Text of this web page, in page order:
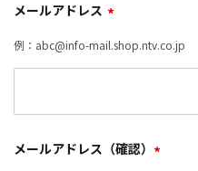
メールアドレス *
例：abc@info-mail.shop.ntv.co.jp
メールアドレス（確認） *